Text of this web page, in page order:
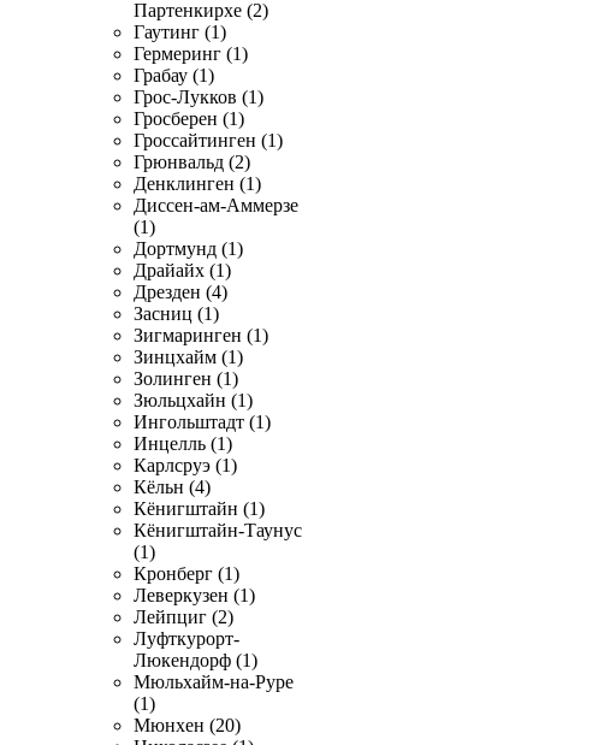
Партенкирхе (2)
Гаутинг (1)
Гермеринг (1)
Грабау (1)
Грос-Лукков (1)
Гросберен (1)
Гроссайтинген (1)
Грюнвальд (2)
Денклинген (1)
Диссен-ам-Аммерзе
(1)
Дортмунд (1)
Драйайх (1)
Дрезден (4)
Засниц (1)
Зигмаринген (1)
Зинцхайм (1)
Золинген (1)
Зюльцхайн (1)
Ингольштадт (1)
Инцелль (1)
Карлсруэ (1)
Кёльн (4)
Кёнигштайн (1)
Кёнигштайн-Таунус
(1)
Кронберг (1)
Леверкузен (1)
Лейпциг (2)
Луфткурорт-
Люкендорф (1)
Мюльхайм-на-Руре
(1)
Мюнхен (20)